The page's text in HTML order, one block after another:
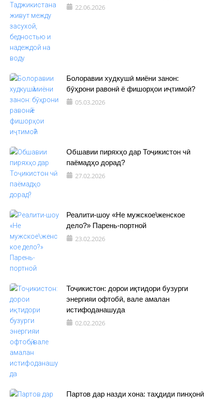
22.06.2026
Болоравии худкушӣ миёни занон:
бӯҳрони равонӣ ё фишорҳои иҷтимоӣ?
05.03.2026
Обшавии пиряхҳо дар Тоҷикистон чӣ
паёмадҳо дорад?
27.02.2026
Реалити-шоу «Не мужское\женское
дело?» Парень-портной
23.02.2026
Тоҷикистон: дорои иқтидори бузурги
энергияи офтобӣ, вале амалан
истифоданашуда
02.02.2026
Партов дар назди хона: таҳдиди пинҳонӣ